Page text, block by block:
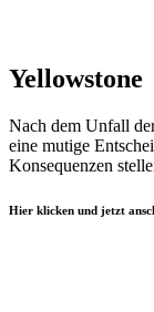
Yellowstone
Nach dem Unfall
eine mutige
Konsequenzen
Hier klicken und jetzt